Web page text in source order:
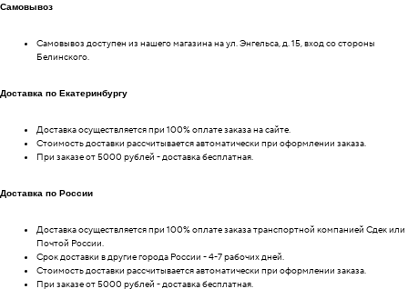
Самовывоз
Самовывоз доступен из нашего магазина на ул. Энгельса, д. 15, вход со стороны
Белинского.
Доставка по Екатеринбургу
Доставка осуществляется при 100% оплате заказа на сайте.
Стоимость доставки рассчитывается автоматически при оформлении заказа.
При заказе от 5000 рублей - доставка бесплатная.
Доставка по России
Доставка осуществляется при 100% оплате заказа транспортной компанией Сдек или
Почтой России.
Срок доставки в другие города России - 4-7 рабочих дней.
Стоимость доставки рассчитывается автоматически при оформлении заказа.
При заказе от 5000 рублей - доставка бесплатная.